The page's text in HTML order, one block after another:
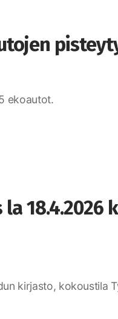
ekoautot.
18.4.2026
kirjasto, kokoustila